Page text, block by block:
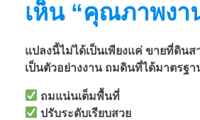
เ
งิ
น
เห็น “คุณภาพงา
แปลงนี้ไม่ได้เป็นเพียงแค่ ขายที่ดินส
เป็นตัวอย่างงาน ถมดินที่ได้มาตรฐา
ถมแน่นเต็มพื้นที่
ปรับระดับเรียบสวย